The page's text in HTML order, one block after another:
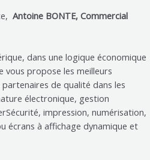
Antoine BONTE, Commercial
dans une logique économique
vous propose les meilleurs
de qualité dans les
électronique, gestion
impression, numérisation,
écrans à affichage dynamique et